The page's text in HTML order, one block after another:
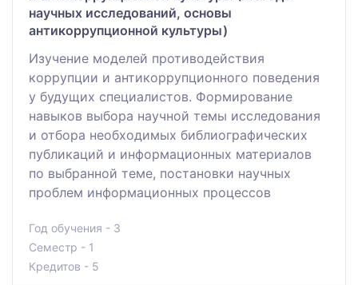
научных исследований, основы
антикоррупционной культуры)
Изучение моделей противодействия
коррупции и антикоррупционного поведения
у будущих специалистов. Формирование
навыков выбора научной темы исследования
и отбора необходимых библиографических
публикаций и информационных материалов
по выбранной теме, постановки научных
проблем информационных процессов
Год обучения - 3
Семестр - 1
Кредитов - 5